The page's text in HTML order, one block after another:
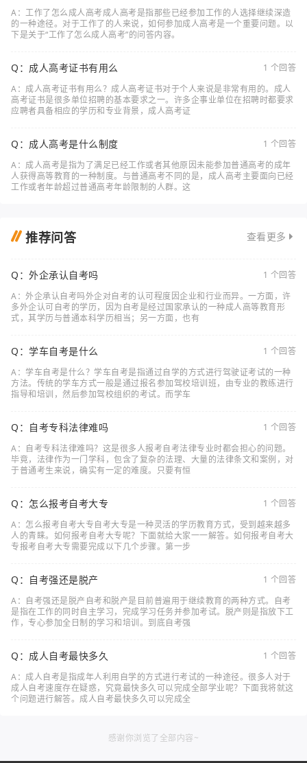
A：工作了怎么成人高考成人高考是指那些已经参加工作的人选择继续深造
的一种途径。对于工作了的人来说，如何参加成人高考是一个重要问题。以
下是关于“工作了怎么成人高考”的问答内容。
Q：成人高考证书有用么
1 个回答
A：成人高考证书有用么？成人高考证书对于个人来说是非常有用的。成人
高考证书是很多单位招聘的基本要求之一。许多企事业单位在招聘时都要求
应聘者具备相应的学历和专业背景，成人高考证
Q：成人高考是什么制度
1 个回答
A：成人高考是指为了满足已经工作或者其他原因未能参加普通高考的成年
人获得高等教育的一种制度。与普通高考不同的是，成人高考主要面向已经
工作或者年龄超过普通高考年龄限制的人群。这
推荐问答 查看更多
Q：外企承认自考吗
1 个回答
A：外企承认自考吗外企对自考的认可程度因企业和行业而异。一方面，许
多外企认可自考的学历，因为自考是经过国家承认的一种成人高等教育形
式，其学历与普通本科学历相当；另一方面，也有
Q：学车自考是什么
1 个回答
A：学车自考是什么？学车自考是指通过自学的方式进行驾驶证考试的一种
方法。传统的学车方式一般是通过报名参加驾校培训班，由专业的教练进行
指导和培训，然后参加驾校组织的考试。而学车
Q：自考专科法律难吗
1 个回答
A：自考专科法律难吗？这是很多人报考自考法律专业时都会担心的问题。
毕竟，法律作为一门学科，包含了复杂的法理、大量的法律条文和案例，对
于普通考生来说，确实有一定的难度。只要有恒
Q：怎么报考自考大专
1 个回答
A：怎么报考自考大专自考大专是一种灵活的学历教育方式，受到越来越多
人的青睐。如何报考自考大专呢？下面就给大家一一解答。如何报考自考大
专报考自考大专需要完成以下几个步骤。第一步
Q：自考强还是脱产
1 个回答
A：自考强还是脱产自考和脱产是目前普遍用于继续教育的两种方式。自考
是指在工作的同时自主学习，完成学习任务并参加考试。脱产则是指放下工
作，专心参加全日制的学习和培训。到底自考强
Q：成人自考最快多久
1 个回答
A：成人自考是指成年人利用自学的方式进行考试的一种途径。很多人对于
成人自考速度存在疑惑，究竟最快多久可以完成全部学业呢？下面我将就这
个问题进行解答。成人自考最快多久可以完成全
感谢你浏览了全部内容~